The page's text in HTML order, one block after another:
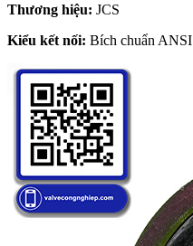
Thương hiệu: JCS
Kiểu kết nối: Bích chuẩn ANSI